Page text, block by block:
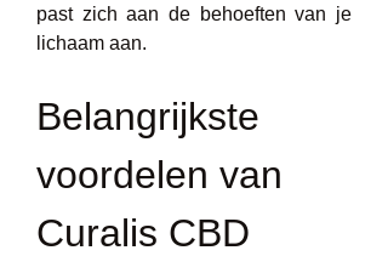
past zich aan de behoeften van je
lichaam aan.
Belangrijkste
voordelen van
Curalis CBD